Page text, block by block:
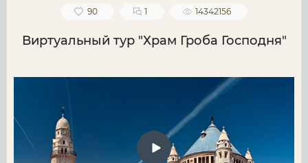
90 1 14342156
Виртуальный тур "Храм Гроба Господня"